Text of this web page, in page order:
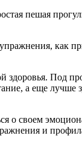
пешая
как
здоровья. Под
а еще лучше
о своем
и